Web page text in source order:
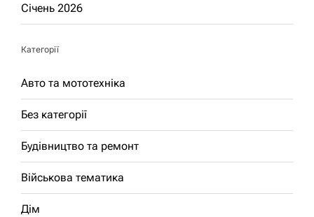
Січень 2026
Категорії
Авто та мототехніка
Без категорії
Будівництво та ремонт
Військова тематика
Дім